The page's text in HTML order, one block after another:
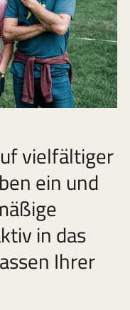
vielfältiger
ein und
in das
Ihrer